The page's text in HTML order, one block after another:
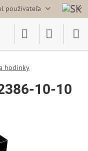
používateľa
hodinky
10-10